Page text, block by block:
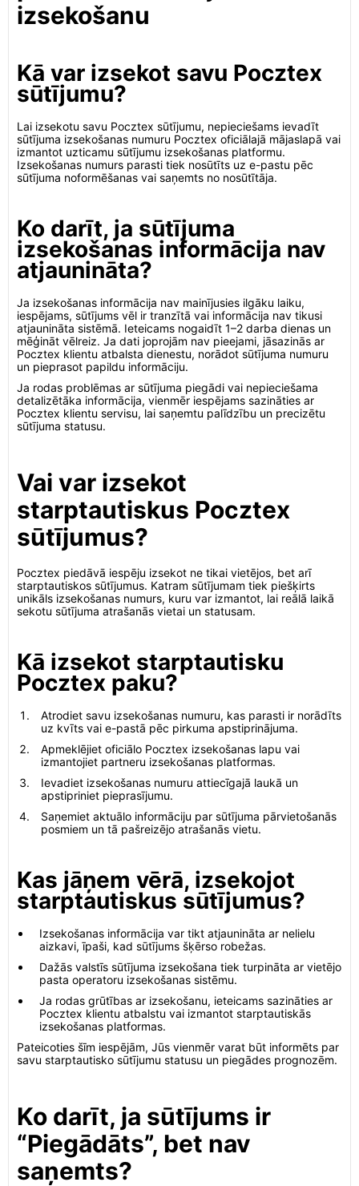
izsekošanu
Kā var izsekot savu Pocztex
sūtījumu?
Lai izsekotu savu Pocztex sūtījumu, nepieciešams ievadīt
sūtījuma izsekošanas numuru Pocztex oficiālajā mājaslapā vai
izmantot uzticamu sūtījumu izsekošanas platformu.
Izsekošanas numurs parasti tiek nosūtīts uz e-pastu pēc
sūtījuma noformēšanas vai saņemts no nosūtītāja.
Ko darīt, ja sūtījuma
izsekošanas informācija nav
atjaunināta?
Ja izsekošanas informācija nav mainījusies ilgāku laiku,
iespējams, sūtījums vēl ir tranzītā vai informācija nav tikusi
atjaunināta sistēmā. Ieteicams nogaidīt 1–2 darba dienas un
mēģināt vēlreiz. Ja dati joprojām nav pieejami, jāsazinās ar
Pocztex klientu atbalsta dienestu, norādot sūtījuma numuru
un pieprasot papildu informāciju.
Ja rodas problēmas ar sūtījuma piegādi vai nepieciešama
detalizētāka informācija, vienmēr iespējams sazināties ar
Pocztex klientu servisu, lai saņemtu palīdzību un precizētu
sūtījuma statusu.
Vai var izsekot
starptautiskus Pocztex
sūtījumus?
Pocztex piedāvā iespēju izsekot ne tikai vietējos, bet arī
starptautiskos sūtījumus. Katram sūtījumam tiek piešķirts
unikāls izsekošanas numurs, kuru var izmantot, lai reālā laikā
sekotu sūtījuma atrašanās vietai un statusam.
Kā izsekot starptautisku
Pocztex paku?
Atrodiet savu izsekošanas numuru, kas parasti ir norādīts
uz kvīts vai e-pastā pēc pirkuma apstiprinājuma.
Apmeklējiet oficiālo Pocztex izsekošanas lapu vai
izmantojiet partneru izsekošanas platformas.
Ievadiet izsekošanas numuru attiecīgajā laukā un
apstipriniet pieprasījumu.
Saņemiet aktuālo informāciju par sūtījuma pārvietošanās
posmiem un tā pašreizējo atrašanās vietu.
Kas jāņem vērā, izsekojot
starptautiskus sūtījumus?
Izsekošanas informācija var tikt atjaunināta ar nelielu
aizkavi, īpaši, kad sūtījums šķērso robežas.
Dažās valstīs sūtījuma izsekošana tiek turpināta ar vietējo
pasta operatoru izsekošanas sistēmu.
Ja rodas grūtības ar izsekošanu, ieteicams sazināties ar
Pocztex klientu atbalstu vai izmantot starptautiskās
izsekošanas platformas.
Pateicoties šīm iespējām, Jūs vienmēr varat būt informēts par
savu starptautisko sūtījumu statusu un piegādes prognozēm.
Ko darīt, ja sūtījums ir
“Piegādāts”, bet nav
saņemts?